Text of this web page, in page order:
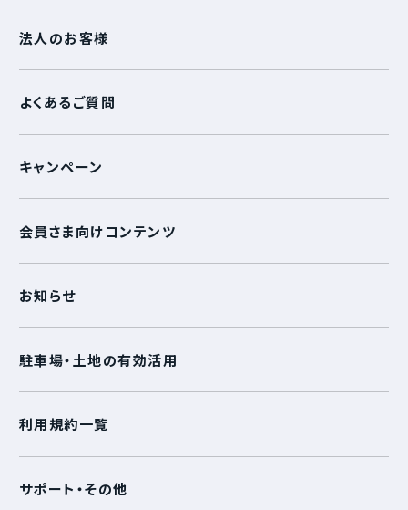
サポート・その他
法人のお客様
よくあるご質問
キャンペーン
会員さま向けコンテンツ
お知らせ
駐車場・土地の有効活用
利用規約一覧